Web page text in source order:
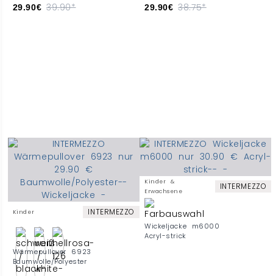
29.90€ 39.90* 29.90€ 38.75*
Kinder INTERMEZZO
Wärmepullover 6923
Baumwolle/Polyester
Kinder &
Erwachsene
INTERMEZZO
Wickeljacke m6000
Acryl-strick